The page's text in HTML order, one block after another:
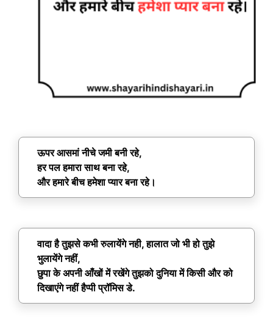
ऊपर आसमां नीचे जमी बनी रहे,
हर पल हमारा साथ बना रहे,
और हमारे बीच हमेशा प्यार बना रहे।
वादा है तुझसे कभी रुलायेंगे नही, हालात जो भी हो तुझे
भुलायेंगे नहीं,
छुपा के अपनी आँखों में रखेंगे तुझको दुनिया में किसी और को
दिखाएंगे नहीं हैप्पी प्रॉमिस डे.